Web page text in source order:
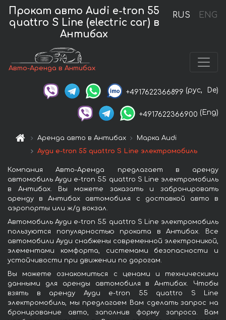
RUS ENG
Прокат авто Audi e-tron 55
quattro S Line (electric car) в
Антибах
Авто-Аренда в Антибах
+4917622366899 (рус, De)
+4917622366900 (Eng)
Аренда авто в Антибах
Марка Audi
Ауди e-tron 55 quattro S Line электромобиль
Компания Авто-Аренда предлагает в аренду
автомобиль Ауди e-tron 55 quattro S Line электромобиль
в Антибах. Вы можете заказать и забронировать
аренду в Антибах автомобиля с доставкой авто в
аэропорты или ж/д вокзал.
Автомобиль Ауди e-tron 55 quattro S Line электромобиль
пользуются популярностью проката в Антибах. Все
автомобили Ауди снабжены современной электроникой,
элементами комфорта, системами безопасности и
устойчивости при движении по дорогам.
Вы можете ознакомиться с ценами и техническими
данными для аренды автомобиля в Антибах. Чтобы
взять в аренду Ауди e-tron 55 quattro S Line
электромобиль, мы предлагаем Вам сделать запрос на
бронирование авто, заполнив форму запроса. Вам